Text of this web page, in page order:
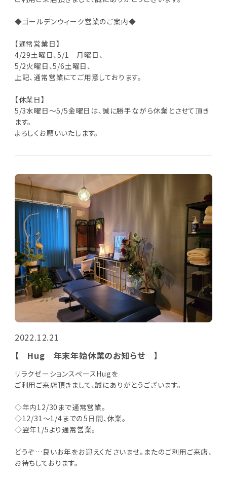
◆ゴールデンウィーク営業のご案内◆
【通常営業日】
4/29土曜日、5/1 月曜日、
5/2火曜日、5/6土曜日、
上記、通常営業にてご用意しております。
【休業日】
5/3水曜日～5/5金曜日は、誠に勝手ながら休業とさせて頂き
ます。
よろしくお願いいたします。
2022.12.21
【 Hug 年末年始休業のお知らせ 】
リラクゼーションスペースHugを
ご利用ご来店頂きまして、誠にありがとうございます。
◇年内12/30まで通常営業。
◇12/31～1/4までの5日間、休業。
◇翌年1/5より通常営業。
どうぞ…良いお年をお迎えくださいませ。またのご利用ご来店、
お待ちしております。